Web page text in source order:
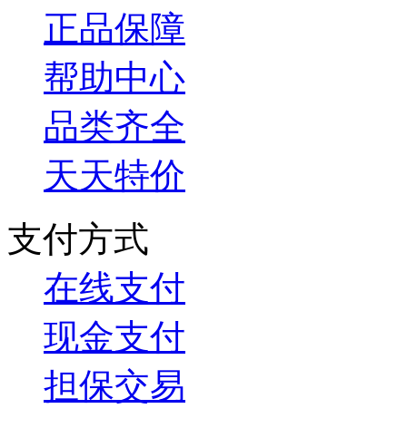
正品保障
帮助中心
品类齐全
天天特价
支付方式
在线支付
现金支付
担保交易